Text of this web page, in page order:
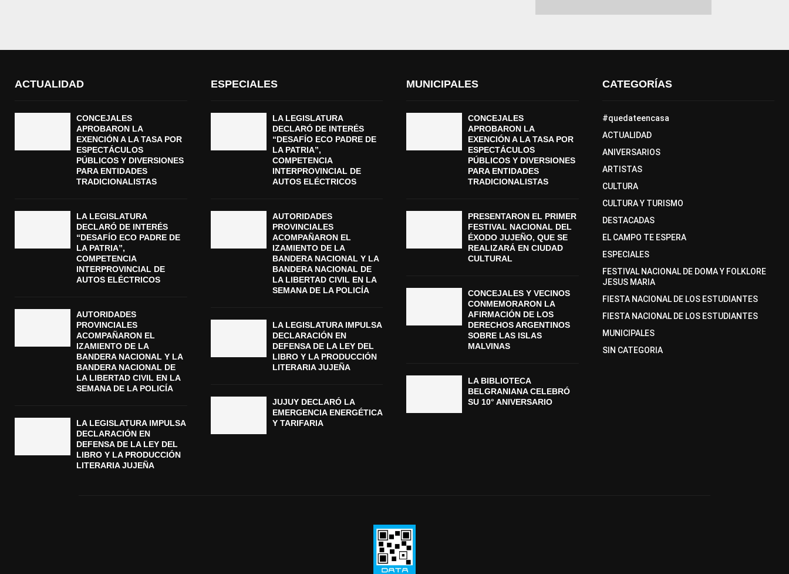
ACTUALIDAD
CONCEJALES
APROBARON LA
EXENCIÓN A LA TASA POR
ESPECTÁCULOS
PÚBLICOS Y DIVERSIONES
PARA ENTIDADES
TRADICIONALISTAS
LA LEGISLATURA
DECLARÓ DE INTERÉS
“DESAFÍO ECO PADRE DE
LA PATRIA”,
COMPETENCIA
INTERPROVINCIAL DE
AUTOS ELÉCTRICOS
AUTORIDADES
PROVINCIALES
ACOMPAÑARON EL
IZAMIENTO DE LA
BANDERA NACIONAL Y LA
BANDERA NACIONAL DE
LA LIBERTAD CIVIL EN LA
SEMANA DE LA POLICÍA
LA LEGISLATURA IMPULSA
DECLARACIÓN EN
DEFENSA DE LA LEY DEL
LIBRO Y LA PRODUCCIÓN
LITERARIA JUJEÑA
ESPECIALES
LA LEGISLATURA
DECLARÓ DE INTERÉS
“DESAFÍO ECO PADRE DE
LA PATRIA”,
COMPETENCIA
INTERPROVINCIAL DE
AUTOS ELÉCTRICOS
AUTORIDADES
PROVINCIALES
ACOMPAÑARON EL
IZAMIENTO DE LA
BANDERA NACIONAL Y LA
BANDERA NACIONAL DE
LA LIBERTAD CIVIL EN LA
SEMANA DE LA POLICÍA
LA LEGISLATURA IMPULSA
DECLARACIÓN EN
DEFENSA DE LA LEY DEL
LIBRO Y LA PRODUCCIÓN
LITERARIA JUJEÑA
JUJUY DECLARÓ LA
EMERGENCIA ENERGÉTICA
Y TARIFARIA
MUNICIPALES
CONCEJALES
APROBARON LA
EXENCIÓN A LA TASA POR
ESPECTÁCULOS
PÚBLICOS Y DIVERSIONES
PARA ENTIDADES
TRADICIONALISTAS
PRESENTARON EL PRIMER
FESTIVAL NACIONAL DEL
ÉXODO JUJEÑO, QUE SE
REALIZARÁ EN CIUDAD
CULTURAL
CONCEJALES Y VECINOS
CONMEMORARON LA
AFIRMACIÓN DE LOS
DERECHOS ARGENTINOS
SOBRE LAS ISLAS
MALVINAS
LA BIBLIOTECA
BELGRANIANA CELEBRÓ
SU 10° ANIVERSARIO
CATEGORÍAS
#quedateencasa
ACTUALIDAD
ANIVERSARIOS
ARTISTAS
CULTURA
CULTURA Y TURISMO
DESTACADAS
EL CAMPO TE ESPERA
ESPECIALES
FESTIVAL NACIONAL DE DOMA Y FOLKLORE
JESUS MARIA
FIESTA NACIONAL DE LOS ESTUDIANTES
FIESTA NACIONAL DE LOS ESTUDIANTES
MUNICIPALES
SIN CATEGORIA